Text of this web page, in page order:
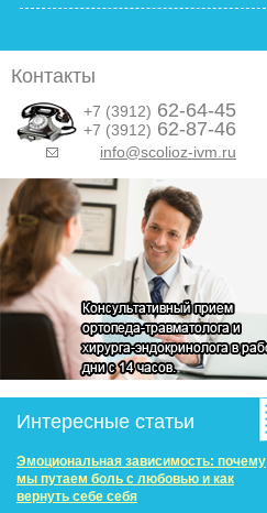
Контакты
+7 (3912) 62-64-45
+7 (3912) 62-87-46
info@scolioz-ivm.ru
Интересные статьи
Эмоциональная зависимость: почему
мы путаем боль с любовью и как
вернуть себе себя